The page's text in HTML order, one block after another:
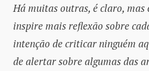
Há muitas outras, é claro, mas
inspire mais reflexão sobre
intenção de criticar ninguém
de alertar sobre algumas das